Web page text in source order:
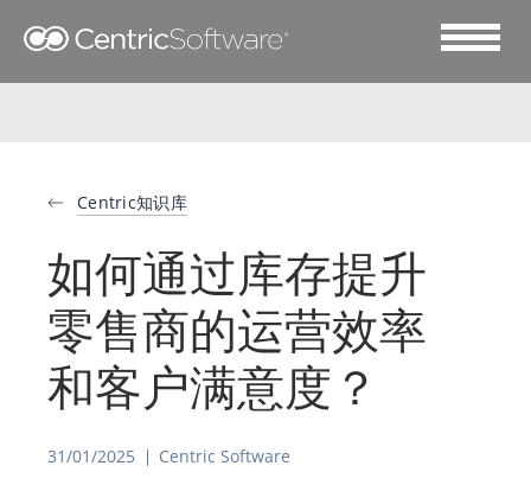
Centric知识库
如何通过库存提升
零售商的运营效率
和客户满意度？
31/01/2025 Centric Software